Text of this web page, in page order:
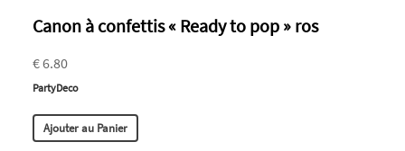
Canon à confettis « Ready to pop » ros
€ 6.80
PartyDeco
Ajouter au Panier